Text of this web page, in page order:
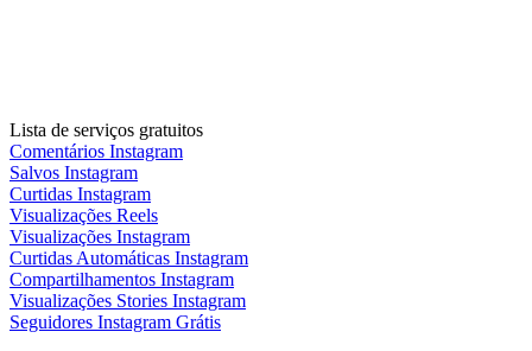
Lista de serviços gratuitos
Comentários Instagram
Salvos Instagram
Curtidas Instagram
Visualizações Reels
Visualizações Instagram
Curtidas Automáticas Instagram
Compartilhamentos Instagram
Visualizações Stories Instagram
Seguidores Instagram Grátis